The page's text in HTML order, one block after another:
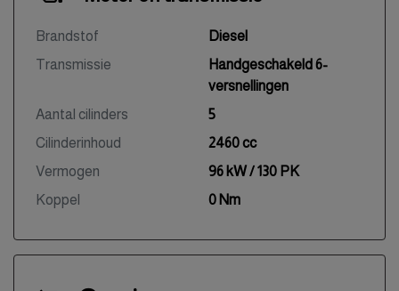
Brandstof
Diesel
Transmissie
Handgeschakeld 6-
versnellingen
Aantal cilinders
5
Cilinderinhoud
2460 cc
Vermogen
96 kW / 130 PK
Koppel
0 Nm